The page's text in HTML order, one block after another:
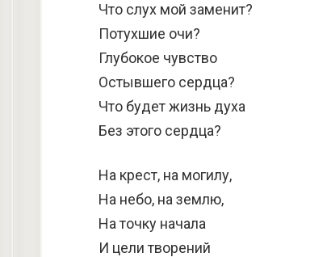
Что слух мой заменит?
Потухшие очи?
Глубокое чувство
Остывшего сердца?
Что будет жизнь духа
Без этого сердца?
На крест, на могилу,
На небо, на землю,
На точку начала
И цели творений